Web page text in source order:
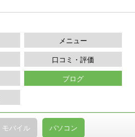
メニュー
口コミ・評価
ブログ
モバイル パソコン